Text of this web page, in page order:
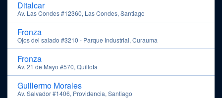
Ditalcar
Av. Las Condes #12360, Las Condes, Santiago
Fronza
Ojos del salado #3210 - Parque Industrial, Curauma
Fronza
Av. 21 de Mayo #570, Quillota
Guillermo Morales
Av. Salvador #1406, Providencia, Santiago